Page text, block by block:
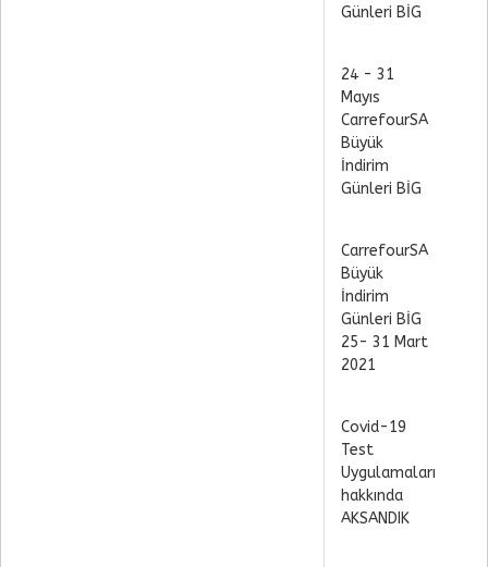
Günleri BİG
24 - 31
Mayıs
CarrefourSA
Büyük
İndirim
Günleri BİG
CarrefourSA
Büyük
İndirim
Günleri BİG
25- 31 Mart
2021
Covid-19
Test
Uygulamaları
hakkında
AKSANDIK